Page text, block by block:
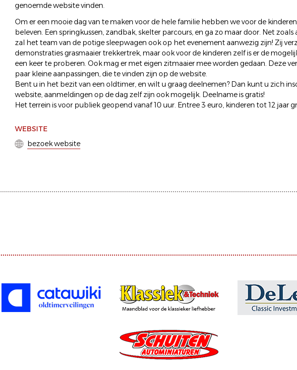
genoemde website vinden.
Om er een mooie dag van te maken voor de hele familie hebben we voor de
beleven. Een springkussen, zandbak, skelter parcours, en ga zo maar door. Net zoals
zal het team van de potige sleepwagen ook op het evenement aanwezig zijn! Zij
demonstraties grasmaaier trekkertrek, maar ook voor de kinderen zelf is er de
een keer te proberen. Ook mag er met eigen zitmaaier mee worden gedaan. Deze
paar kleine aanpassingen, die te vinden zijn op de website.
Bent u in het bezit van een oldtimer, en wilt u graag deelnemen? Dan kunt u zich
website, aanmeldingen op de dag zelf zijn ook mogelijk. Deelname is gratis!
Het terrein is voor publiek geopend vanaf 10 uur. Entree 3 euro, kinderen tot 12 jaar
WEBSITE
bezoek website